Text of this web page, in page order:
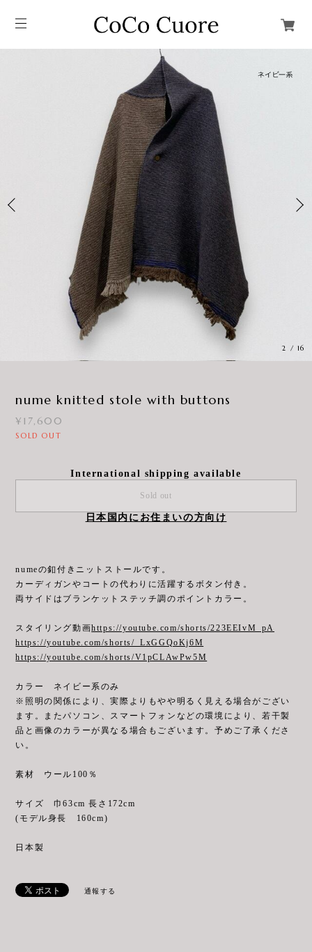
3 / 16
nume knitted stole with buttons
¥17,600
SOLD OUT
International shipping available
Sold out
日本国内にお住まいの方向け
numeの釦付きニットストールです。
カーディガンやコートの代わりに活躍するボタン付き。
両サイドはブランケットステッチ調のポイントカラー。
スタイリング動画https://youtube.com/shorts/223EEIvM_pA
https://youtube.com/shorts/_LxGGQoKj6M
https://youtube.com/shorts/V1pCLAwPw5M
カラー ネイビー系のみ
※照明の関係により、実際よりもやや明るく見える場合がござい
ます。またパソコン、スマートフォンなどの環境により、若干製
品と画像のカラーが異なる場合もございます。予めご了承くださ
い。
素材 ウール100％
サイズ 巾63cm 長さ172cm
(モデル身長 160cm)
日本製
通報する